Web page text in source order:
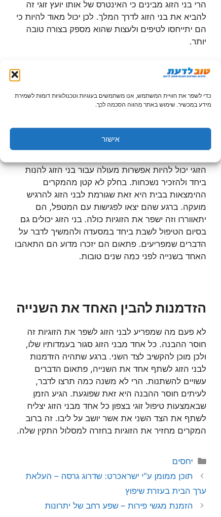
כדי לשפר את חוויית המשתמש, אנו משתמשים בעוגיות וטכנולוגיות דומות לשמירת
מידע במכשיר. שימוש באתר מהווה הסכמה לכך.
אישור
הרי בני הזוג מבינים כי האינטרס של אותו יועץ זוגי זה
להביא את בני הזוג לדרך המלך. לכן יכול מאוד להיות כי
הם יתייחסו לטיפים ולעצות שהוא מספק בצורה טובה
יותר.
טיפול זוגי בצפון יכול להיות בילוי
משותף
הבעיות השונות בזוגיות. אך דווקא היציאות התכופות
הזוגי יכול להיות אפשרות מעולה עבור בני הזוג להנות
ביחד ולהזכיר נשכחות. בחלק לא קטן מהמקרים
ההימצאות בבית היא זאת שגורמת לבני הזוג להרגיש
מועקה. ברגע שהם יצאו לפגישות עם המטפל, הם
יתאווררו וזה ישפר את הזוגיות כולה. בני הזוג יכולים גם
בסיום הטיפול לשבת ביחד במסעדה ולהמשיך לדבר על
הדברים שמפריעים. פתאום הם יזכרו מדוע הם התאהבו
האחד בשנייה לפני כמה שנים טובות.
הזדמנות להבין האחד את השנייה
לא פעם מה שמפריע לבני הזוג לשפר את הזוגיות זה
חוסר ההבנה. כל אחד מבני הזוג סגור בעמדותיו שלו,
ולכן מוכן להקשיב לצד השני. ברגע שתהיה הזדמנות
לבני הזוג לשתף אחד את השנייה, פתאום הדברים
עשויים להשתנות. הרי לא משנה כמה תרצו לדבר,
לעיתים חוסר ההבנה היא זאת שפוגעת. הגיע הזמן
שבאמצעות טיפול זוגי בצפון כל אחד מבני הזוג יצליח
לשתף את הצד השני את אשר יושב על ליבו. זה ברוב
המקרים מחזיר את הזוגיות בחזרה למסלול התקין שלה.
קטגוריות
יחסים
תוכן ממומן ע"י ישראכרט: שדרוג גרסה – העלאת
ערך הבית בעזרת שיפוץ
הזמנת מגשי פירות – שפע רחב של יתרונות